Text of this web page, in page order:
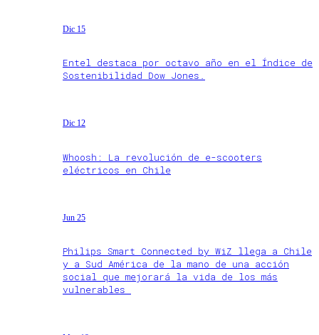
Dic 15
Entel destaca por octavo año en el Índice de
Sostenibilidad Dow Jones.
Dic 12
Whoosh: La revolución de e-scooters
eléctricos en Chile
Jun 25
Philips Smart Connected by WiZ llega a Chile
y a Sud América de la mano de una acción
social que mejorará la vida de los más
vulnerables